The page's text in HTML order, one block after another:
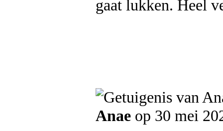
gaat lukken. Heel
Anae op 30 mei